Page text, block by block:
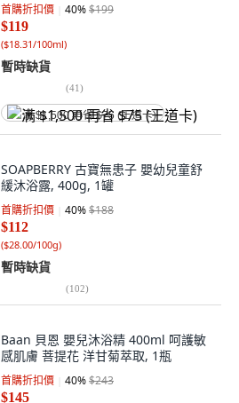
首購折扣價 40%$199
$119
($18.31/100ml)
暫時缺貨
(41)
满 $1,500 再省 $75 (王道卡)
SOAPBERRY 古寶無患子 嬰幼兒童舒
緩沐浴露, 400g, 1罐
首購折扣價 40%$188
$112
($28.00/100g)
暫時缺貨
(102)
Baan 貝恩 嬰兒沐浴精 400ml 呵護敏
感肌膚 菩提花 洋甘菊萃取, 1瓶
首購折扣價 40%$243
$145